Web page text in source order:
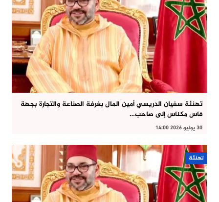
تهنئة سفيان الدريسي أمين المال بغرفة الصناعة والتجارة بجهة
فاس مكناس إلى صاحب…
30 يوليو 2026 14:00
تهنئة